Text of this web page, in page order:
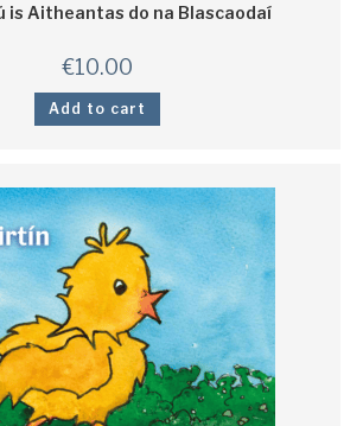
is Aitheantas do na Blascaodaí
€10.00
Add to cart